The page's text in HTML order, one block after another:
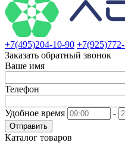
+7(495)204-10-90
Заказать обратный звонок
Ваше имя
Телефон
Удобное время -
Отправить
Каталог товаров